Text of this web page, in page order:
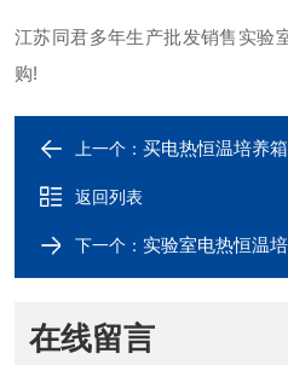
江苏同君多年生产批发销售实验
购!
上一个： 买电热恒温培养箱DHP-
返回列表
下一个： 实验室电热恒温培养箱
在线留言